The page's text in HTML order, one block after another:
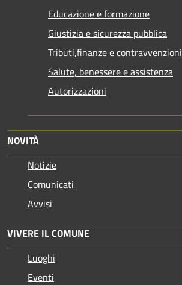
Educazione e formazione
Giustizia e sicurezza pubblica
Tributi,finanze e contravvenzioni
Salute, benessere e assistenza
Autorizzazioni
NOVITÀ
Notizie
Comunicati
Avvisi
VIVERE IL COMUNE
Luoghi
Eventi